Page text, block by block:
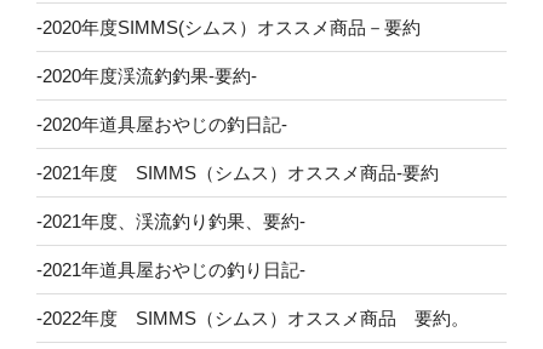
-2020年度SIMMS(シムス）オススメ商品－要約
-2020年度渓流釣釣果-要約-
-2020年道具屋おやじの釣日記-
-2021年度 SIMMS（シムス）オススメ商品-要約
-2021年度、渓流釣り釣果、要約-
-2021年道具屋おやじの釣り日記-
-2022年度 SIMMS（シムス）オススメ商品 要約。